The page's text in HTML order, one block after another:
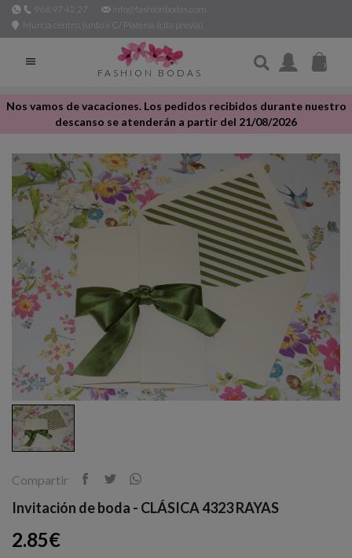
968 97 42 27
info@fashionbodas.com
Murcia centro, junto a C/ Platería (cita previa)

FASHION BODAS
Nos vamos de vacaciones. Los pedidos recibidos durante nuestro
descanso se atenderán a partir del 21/08/2026
Compartir
Invitación de boda - CLÁSICA 4323 RAYAS
2.85€